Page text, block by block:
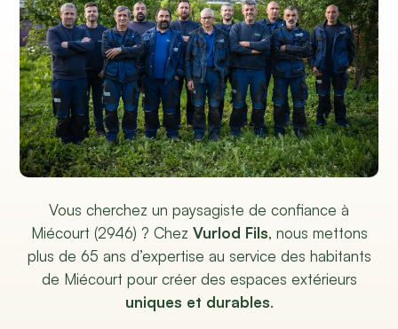
Vous cherchez un paysagiste de confiance à
Miécourt (2946) ? Chez Vurlod Fils, nous mettons
plus de 65 ans d’expertise au service des habitants
de Miécourt pour créer des espaces extérieurs
uniques et durables.